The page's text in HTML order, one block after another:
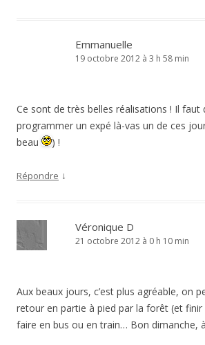
Emmanuelle
19 octobre 2012 à 3 h 58 min
Ce sont de très belles réalisations ! Il faut
programmer un expé là-vas un de ces
beau
) !
Répondre ↓
Véronique D
21 octobre 2012 à 0 h 10 min
Aux beaux jours, c’est plus agréable, on
retour en partie à pied par la forêt (et
faire en bus ou en train… Bon dimanche,